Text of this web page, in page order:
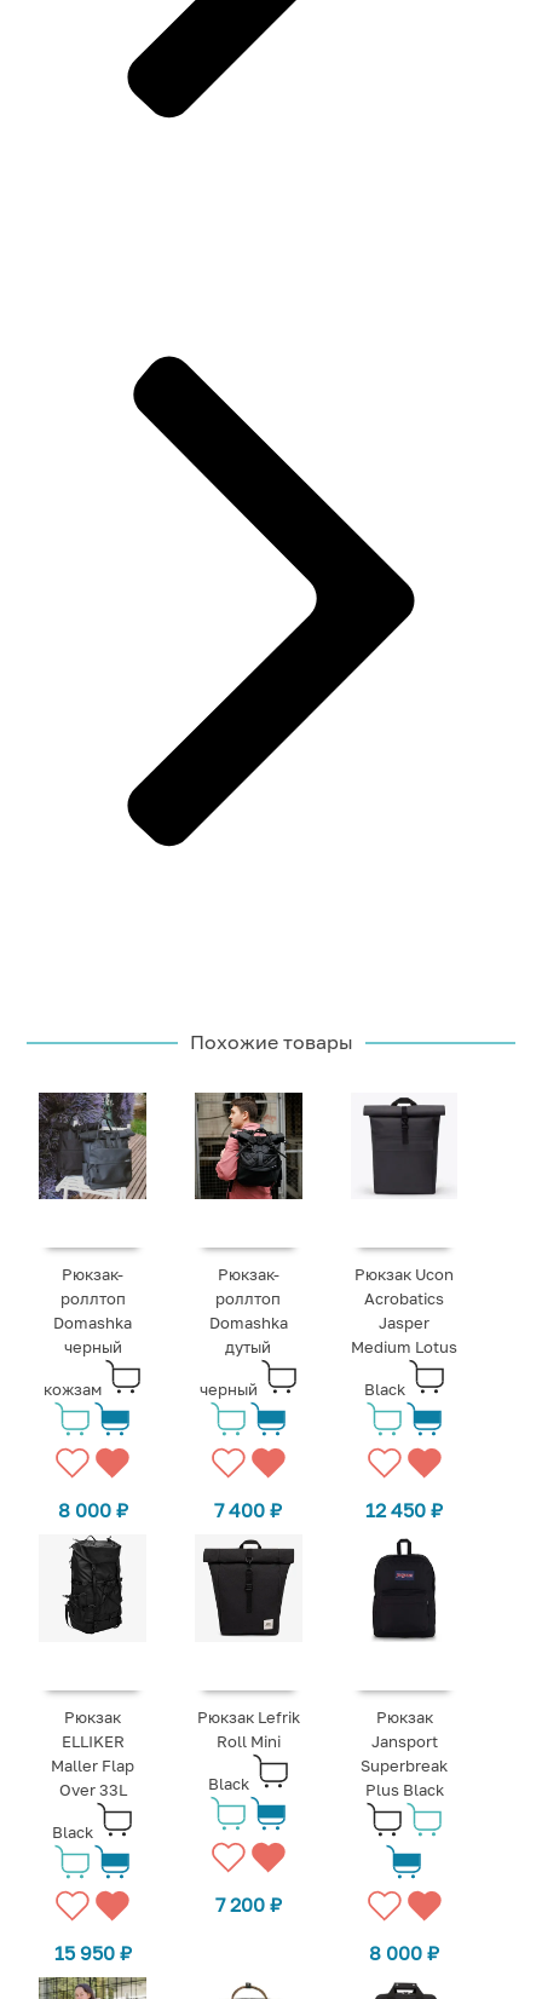
Похожие товары
Рюкзак-
роллтоп
Domashka
черный
кожзам
8 000 ₽
Рюкзак-
роллтоп
Domashka
дутый
черный
7 400₽
Рюкзак Ucon
Acrobatics
Jasper
Medium Lotus
Black
12 450₽
Рюкзак
ELLIKER
Maller Flap
Over 33L
Black
15 950 ₽
Рюкзак Lefrik
Roll Mini
Black
7 200 ₽
Рюкзак
Jansport
Superbreak
Plus Black
8 000₽